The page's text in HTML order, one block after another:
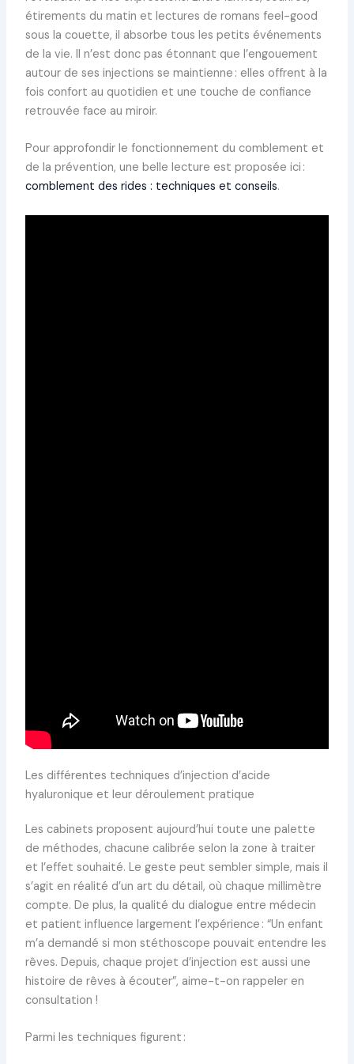
étirements du matin et lectures de romans feel-good
sous la couette, il absorbe tous les petits événements
de la vie. Il n’est donc pas étonnant que l’engouement
autour de ses injections se maintienne : elles offrent à la
fois confort au quotidien et une touche de confiance
retrouvée face au miroir.
Pour approfondir le fonctionnement du comblement et
de la prévention, une belle lecture est proposée ici :
comblement des rides : techniques et conseils.
Les différentes techniques d’injection d’acide
hyaluronique et leur déroulement pratique
Les cabinets proposent aujourd’hui toute une palette
de méthodes, chacune calibrée selon la zone à traiter
et l’effet souhaité. Le geste peut sembler simple, mais il
s’agit en réalité d’un art du détail, où chaque millimètre
compte. De plus, la qualité du dialogue entre médecin
et patient influence largement l’expérience : “Un enfant
m’a demandé si mon stéthoscope pouvait entendre les
rêves. Depuis, chaque projet d’injection est aussi une
histoire de rêves à écouter”, aime-t-on rappeler en
consultation !
Parmi les techniques figurent :